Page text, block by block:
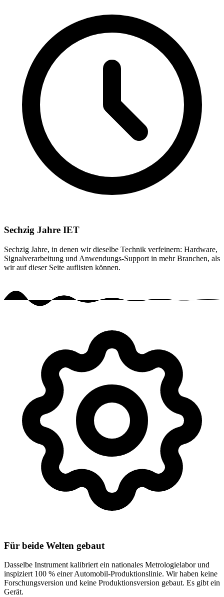
Sechzig Jahre IET
Sechzig Jahre, in denen wir dieselbe Technik verfeinern: Hardware,
Signalverarbeitung und Anwendungs-Support in mehr Branchen, als
wir auf dieser Seite auflisten können.
Für beide Welten gebaut
Dasselbe Instrument kalibriert ein nationales Metrologielabor und
inspiziert 100 % einer Automobil-Produktionslinie. Wir haben keine
Forschungsversion und keine Produktionsversion gebaut. Es gibt ein
Gerät.